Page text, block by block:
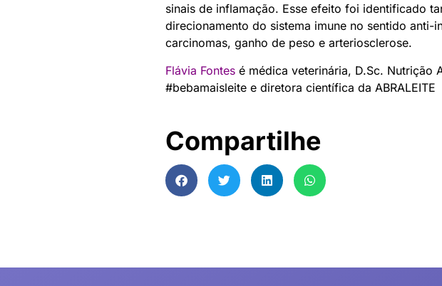
sinais de inflamação. Esse efeito foi identificado
direcionamento do sistema imune no sentido
carcinomas, ganho de peso e arteriosclerose.
Flávia Fontes é médica veterinária, D.Sc. Nutrição
#bebamaisleite e diretora científica da ABRALEITE
Compartilhe